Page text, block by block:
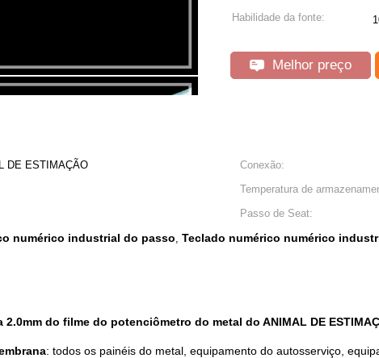
Habilidade da fonte:
Melhor preço
DE ESTIMAÇÃO Conexão:
Temperatura de
Passo de Seat:
numérico industrial do passo, Teclado numérico numérico
do filme do potenciômetro do metal do ANIMAL DE
: todos os painéis do metal, equipamento do autosserviço,